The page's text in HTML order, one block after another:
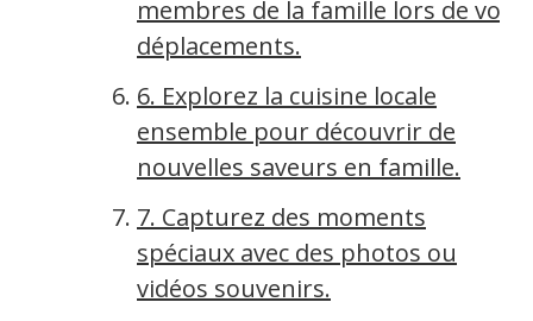
membres de la famille lors de vos
déplacements.
6. Explorez la cuisine locale
ensemble pour découvrir de
nouvelles saveurs en famille.
7. Capturez des moments
spéciaux avec des photos ou
vidéos souvenirs.